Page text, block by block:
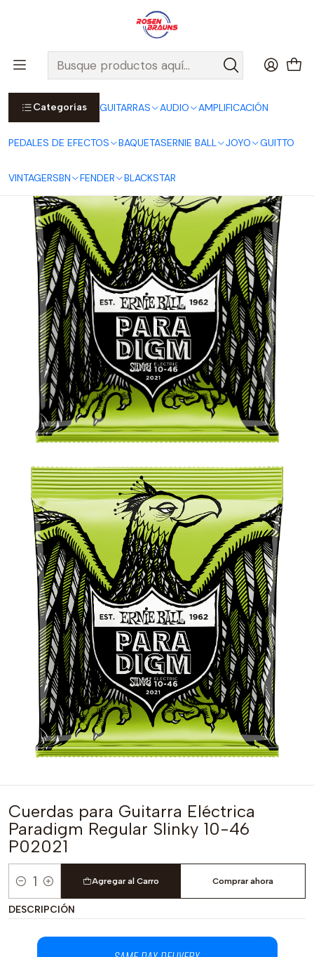
Categorías GUITARRAS AUDIO AMPLIFICACIÓN
PEDALES DE EFECTOS BAQUETASERNIE BALL JOYO GUITTO
VINTAGERSBN FENDER BLACKSTAR
Por compras sobre $25.000 en Santiago urbano, Colina o
Padre Hurtado, incluimos el despacho!
Ver Detalles
Inicio ERNIE BALL
CUERDAS ERNIE BALL
Cuerdas Eléctricas ERNIE BALL
PARADIGM Electric
Cuerdas para Guitarra Eléctrica
Paradigm Regular Slinky 10-46
P02021
Cantidad
Agregar al Carro Comprar ahora
DESCRIPCIÓN